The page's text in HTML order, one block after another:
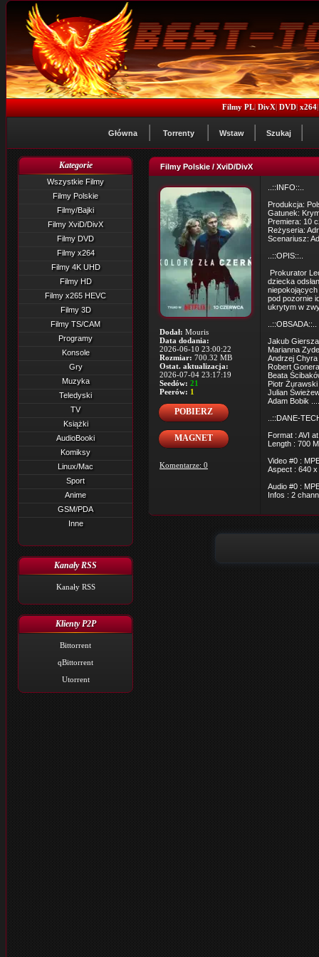
Filmy PL|DivX|DVD|x264
Główna Torrenty Wstaw Szukaj
Kategorie
Wszystkie Filmy
Filmy Polskie
Filmy/Bajki
Filmy XviD/DivX
Filmy DVD
Filmy x264
Filmy 4K UHD
Filmy HD
Filmy x265 HEVC
Filmy 3D
Filmy TS/CAM
Programy
Konsole
Gry
Muzyka
Teledyski
TV
Książki
AudioBooki
Komiksy
Linux/Mac
Sport
Anime
GSM/PDA
Inne
Kanały RSS
Kanały RSS
Klienty P2P
Bittorrent
qBittorrent
Utorrent
Filmy Polskie / XviD/DivX
Dodał: Mouris
Data dodania:
2026-06-10 23:00:22
Rozmiar: 700.32 MB
Ostat. aktualizacja:
2026-07-04 23:17:19
Seedów: 21
Peerów: 1
POBIERZ
MAGNET
Komentarze: 0
..::INFO::..
Produkcja:
Gatunek:
Premiera: 10
Reżyseria:
Scenariusz:
..::OPIS::..
Prokurator
dziecka
pod pozornie
ukrytym w
..::OBSADA::..
Jakub
Marianna
Andrzej
Robert
Beata
Piotr
Julian
Adam Bobik
..::DANE-
Format : AVI
Length : 700
Video #0 :
Aspect : 640
Audio #0 :
Infos : 2